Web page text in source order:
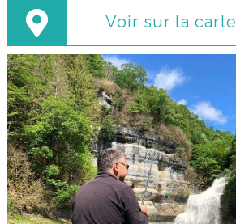
Voir sur la carte